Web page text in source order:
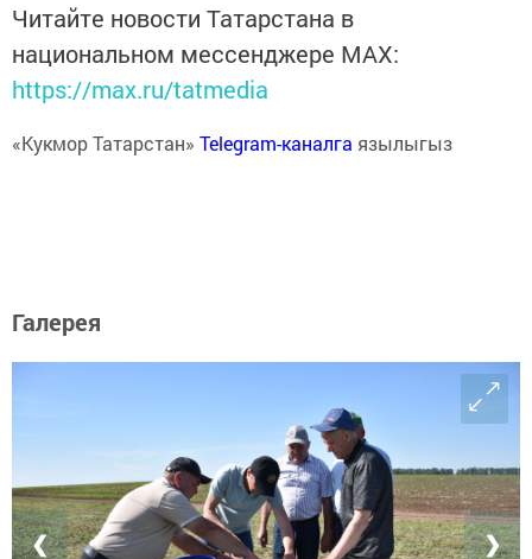
Читайте новости Татарстана в
национальном мессенджере MАХ:
https://max.ru/tatmedia
«Кукмор Татарстан» Telegram-каналга язылыгыз
Галерея
❮ ❯